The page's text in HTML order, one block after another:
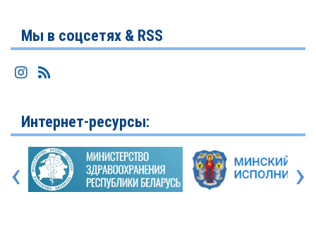
Мы в соцсетях & RSS
Интернет-ресурсы:
‹ ›